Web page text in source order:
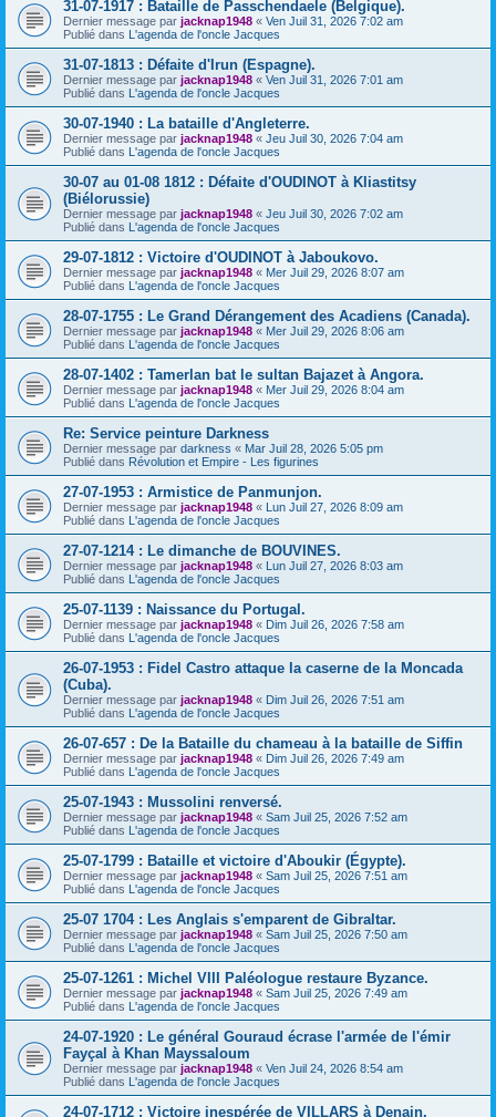
31-07-1917 : Bataille de Passchendaele (Belgique).
Dernier message par jacknap1948 « Ven Juil 31, 2026 7:02 am
Publié dans L'agenda de l'oncle Jacques
31-07-1813 : Défaite d'Irun (Espagne).
Dernier message par jacknap1948 « Ven Juil 31, 2026 7:01 am
Publié dans L'agenda de l'oncle Jacques
30-07-1940 : La bataille d'Angleterre.
Dernier message par jacknap1948 « Jeu Juil 30, 2026 7:04 am
Publié dans L'agenda de l'oncle Jacques
30-07 au 01-08 1812 : Défaite d'OUDINOT à Kliastitsy
(Biélorussie)
Dernier message par jacknap1948 « Jeu Juil 30, 2026 7:02 am
Publié dans L'agenda de l'oncle Jacques
29-07-1812 : Victoire d'OUDINOT à Jaboukovo.
Dernier message par jacknap1948 « Mer Juil 29, 2026 8:07 am
Publié dans L'agenda de l'oncle Jacques
28-07-1755 : Le Grand Dérangement des Acadiens (Canada).
Dernier message par jacknap1948 « Mer Juil 29, 2026 8:06 am
Publié dans L'agenda de l'oncle Jacques
28-07-1402 : Tamerlan bat le sultan Bajazet à Angora.
Dernier message par jacknap1948 « Mer Juil 29, 2026 8:04 am
Publié dans L'agenda de l'oncle Jacques
Re: Service peinture Darkness
Dernier message par darkness « Mar Juil 28, 2026 5:05 pm
Publié dans Révolution et Empire - Les figurines
27-07-1953 : Armistice de Panmunjon.
Dernier message par jacknap1948 « Lun Juil 27, 2026 8:09 am
Publié dans L'agenda de l'oncle Jacques
27-07-1214 : Le dimanche de BOUVINES.
Dernier message par jacknap1948 « Lun Juil 27, 2026 8:03 am
Publié dans L'agenda de l'oncle Jacques
25-07-1139 : Naissance du Portugal.
Dernier message par jacknap1948 « Dim Juil 26, 2026 7:58 am
Publié dans L'agenda de l'oncle Jacques
26-07-1953 : Fidel Castro attaque la caserne de la Moncada
(Cuba).
Dernier message par jacknap1948 « Dim Juil 26, 2026 7:51 am
Publié dans L'agenda de l'oncle Jacques
26-07-657 : De la Bataille du chameau à la bataille de Siffin
Dernier message par jacknap1948 « Dim Juil 26, 2026 7:49 am
Publié dans L'agenda de l'oncle Jacques
25-07-1943 : Mussolini renversé.
Dernier message par jacknap1948 « Sam Juil 25, 2026 7:52 am
Publié dans L'agenda de l'oncle Jacques
25-07-1799 : Bataille et victoire d'Aboukir (Égypte).
Dernier message par jacknap1948 « Sam Juil 25, 2026 7:51 am
Publié dans L'agenda de l'oncle Jacques
25-07 1704 : Les Anglais s'emparent de Gibraltar.
Dernier message par jacknap1948 « Sam Juil 25, 2026 7:50 am
Publié dans L'agenda de l'oncle Jacques
25-07-1261 : Michel VIII Paléologue restaure Byzance.
Dernier message par jacknap1948 « Sam Juil 25, 2026 7:49 am
Publié dans L'agenda de l'oncle Jacques
24-07-1920 : Le général Gouraud écrase l'armée de l'émir
Fayçal à Khan Mayssaloum
Dernier message par jacknap1948 « Ven Juil 24, 2026 8:54 am
Publié dans L'agenda de l'oncle Jacques
24-07-1712 : Victoire inespérée de VILLARS à Denain.